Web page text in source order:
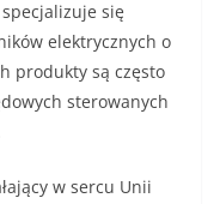
się
elektrycznych o
produkty są często
sterowanych
w sercu Unii